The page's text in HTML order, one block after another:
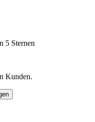
5 Sternen
Kunden.